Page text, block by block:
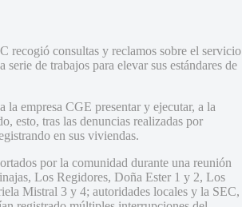
recogió consultas y reclamos sobre el servicio
de trabajos para elevar sus estándares de
empresa CGE presentar y ejecutar, a la
esto, tras las denuncias realizadas por
en sus viviendas.
por la comunidad durante una reunión
Los Regidores, Doña Ester 1 y 2, Los
Mistral 3 y 4; autoridades locales y la SEC,